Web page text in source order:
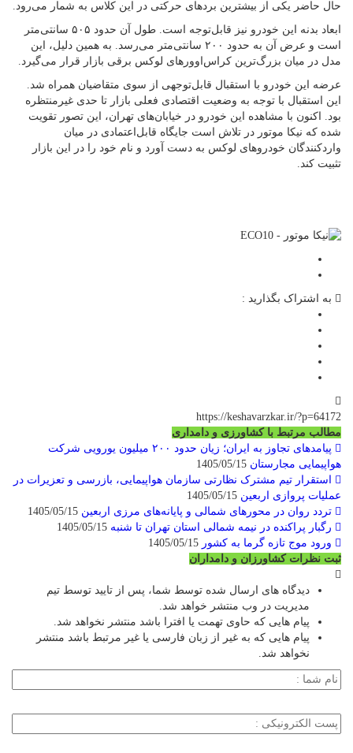
حال حاضر یکی از بیشترین بردهای حرکتی در این کلاس به شمار می‌رود.
ابعاد بدنه این خودرو نیز قابل‌توجه است. طول آن حدود ۵۰۵ سانتی‌متر
است و عرض آن به حدود ۲۰۰ سانتی‌متر می‌رسد. به همین دلیل، این
مدل در میان بزرگ‌ترین کراس‌اوورهای لوکس برقی بازار قرار می‌گیرد.
عرضه این خودرو با استقبال قابل‌توجهی از سوی متقاضیان همراه شد.
این استقبال با توجه به وضعیت اقتصادی فعلی بازار تا حدی غیرمنتظره
بود. اکنون با مشاهده این خودرو در خیابان‌های تهران، این تصور تقویت
شده که نیکا موتور در تلاش است جایگاه قابل‌اعتمادی در میان
واردکنندگان خودروهای لوکس به دست آورد و نام خود را در این بازار
تثبیت کند.
به اشتراک بگذارید :
https://keshavarzkar.ir/?p=64172
مطالب مرتبط با کشاورزی و دامداری
پیامدهای تجاوز به ایران؛ زیان حدود ۲۰۰ میلیون یورویی شرکت
هواپیمایی مجارستان
استقرار تیم مشترک نظارتی سازمان هواپیمایی، بازرسی و تعزیرات در
عملیات پروازی اربعین
تردد روان در محورهای شمالی و پایانه‌های مرزی اربعین
رگبار پراکنده در نیمه شمالی استان تهران تا شنبه
ورود موج تازه گرما به کشور
ثبت نظرات کشاورزان و دامداران
دیدگاه های ارسال شده توسط شما، پس از تایید توسط تیم
مدیریت در وب منتشر خواهد شد.
پیام هایی که حاوی تهمت یا افترا باشد منتشر نخواهد شد.
پیام هایی که به غیر از زبان فارسی یا غیر مرتبط باشد منتشر
نخواهد شد.